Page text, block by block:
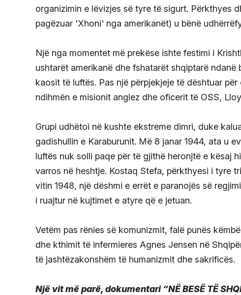
organizimin e lëvizjes së tyre të sigurt. Përkthyes
pagëzuar 'Xhoni' nga amerikanët) u bënë
Një nga momentet më prekëse ishte festimi i
ushtarët amerikanë dhe fshatarët shqiptarë
kaosit të luftës. Pas një përpjekjeje të dështuar
ndihmën e misionit anglez dhe oficerit të OSS,
Grupi udhëtoi në kushte ekstreme dimri, duke
gadishullin e Karaburunit. Më 8 janar 1944, ata u
luftës nuk solli paqe për të gjithë heronjtë e kësaj
varros në heshtje. Kostaq Stefa, përkthyesi i tyre
vitin 1948, një dëshmi e errët e paranojës së
i ruajtur në kujtimet e atyre që e jetuan.
Vetëm pas rënies së komunizmit, falë punës
dhe kthimit të infermieres Agnes Jensen në
të jashtëzakonshëm të humanizmit dhe sakrificës.
Një vit më parë, dokumentari “NË BESË TË